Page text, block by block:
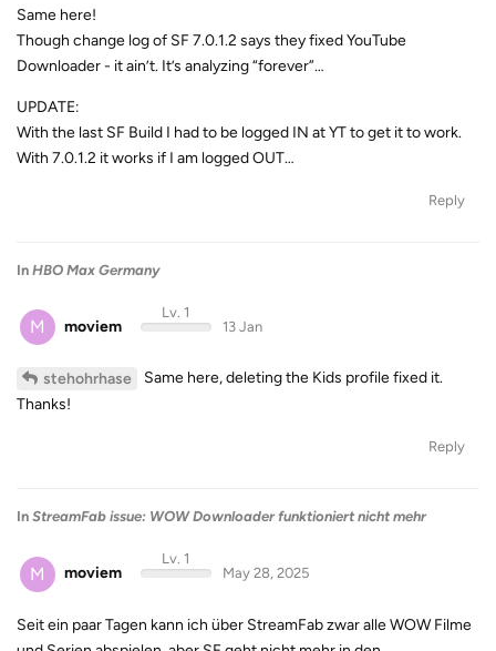
Same here!
Though change log of SF 7.0.1.2 says they fixed YouTube
Downloader - it ain’t. It’s analyzing “forever”…
UPDATE:
With the last SF Build I had to be logged IN at YT to get it to work.
With 7.0.1.2 it works if I am logged OUT…
Reply
In HBO Max Germany
M moviem
Lv. 1
13 Jan
stehohrhase
Same here, deleting the Kids profile fixed it.
Thanks!
Reply
In StreamFab issue: WOW Downloader funktioniert nicht mehr
M moviem
Lv. 1
May 28, 2025
Seit ein paar Tagen kann ich über StreamFab zwar alle WOW Filme